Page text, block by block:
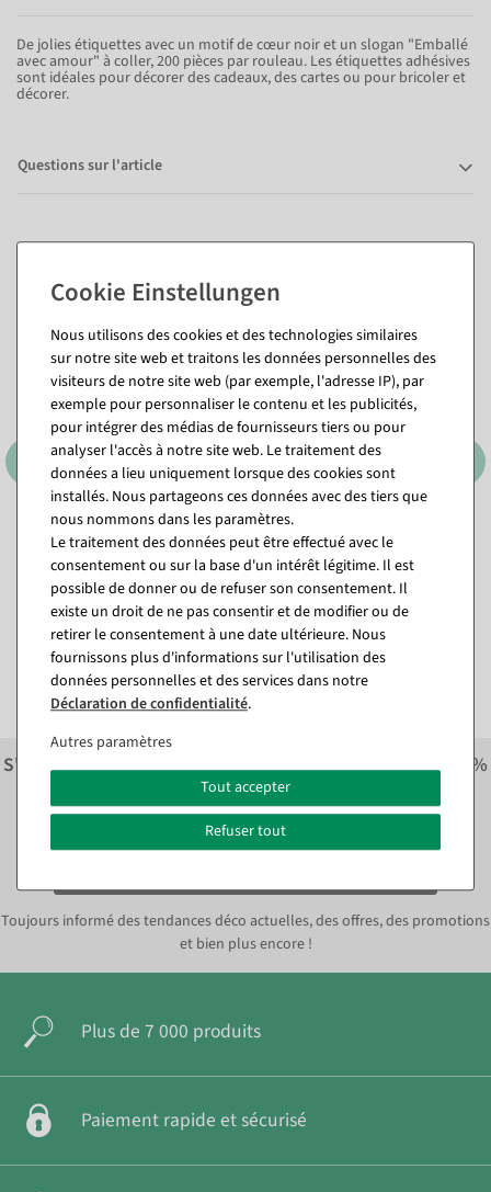
De jolies étiquettes avec un motif de cœur noir et un slogan "Emballé
avec amour" à coller, 200 pièces par rouleau. Les étiquettes adhésives
sont idéales pour décorer des cadeaux, des cartes ou pour bricoler et
décorer.
Questions sur l'article
Boîte cadeau "Livres" set 28
x 21,5 cm en rouge
Article actuellement épuisé
17,79 €
14,95 EUR hors TVA
Cabas en papier avec cœurs
colorés 35 x 26 x 12 cm
Disponible immédiatement
23,74 €
19,95 EUR hors TVA
S'inscrire à la newsletter et recevoir immédiatement 10%
économiser sur la prochaine commande.*
S'abonner à la newsletter et
Toujours informé des tendances déco actuelles, des offres, des promotions
et bien plus encore !
Plus de 7 000 produits
Paiement rapide et sécurisé
Nous utilisons des cookies et des technologies similaires
sur notre site web et traitons les données personnelles des
visiteurs de notre site web (par exemple, l'adresse IP), par
exemple pour personnaliser le contenu et les publicités,
pour intégrer des médias de fournisseurs tiers ou pour
analyser l'accès à notre site web. Le traitement des
données a lieu uniquement lorsque des cookies sont
installés. Nous partageons ces données avec des tiers que
nous nommons dans les paramètres.
Le traitement des données peut être effectué avec le
consentement ou sur la base d'un intérêt légitime. Il est
possible de donner ou de refuser son consentement. Il
existe un droit de ne pas consentir et de modifier ou de
retirer le consentement à une date ultérieure. Nous
fournissons plus d'informations sur l'utilisation des
données personnelles et des services dans notre
Déclaration de confidentialité.
Autres paramètres
Tout accepter
Refuser tout